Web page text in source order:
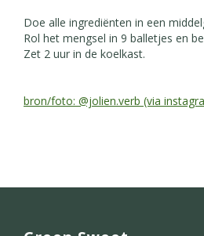
Doe alle ingrediënten in een
Rol het mengsel in 9 balletjes en
Zet 2 uur in de koelkast. ⁣
bron/foto: @jolien.verb (via